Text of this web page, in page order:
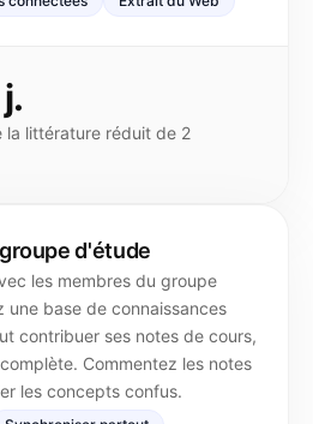
la littérature réduit de 2
d'étude
les membres du groupe
base de connaissances
contribuer ses notes de cours,
Commentez les notes
les concepts confus.